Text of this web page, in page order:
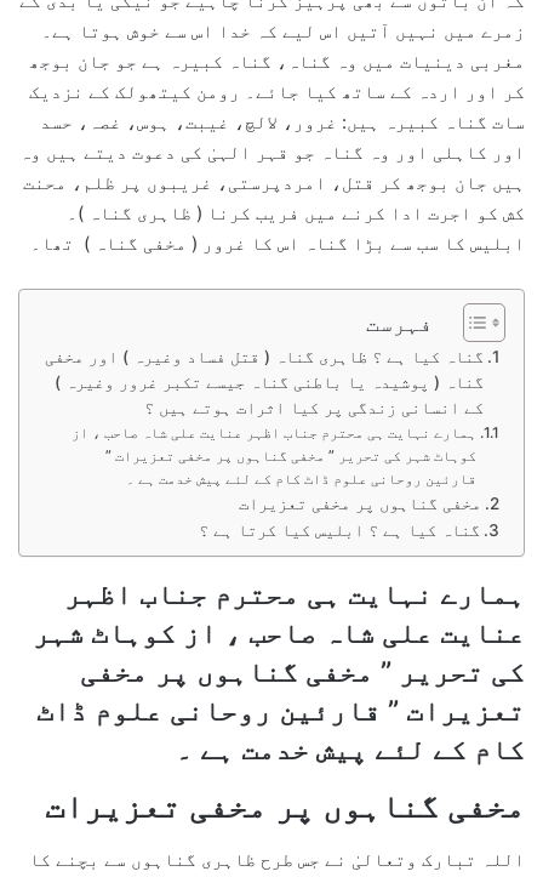
زمرے میں نہیں آتیں اس لیے کہ خدا اس سے خوش ہوتا ہے۔
مغربی دینیات میں وہ گناہ، گناہ کبیرہ ہے جو جان بوجھ
کر اور اردہ کے ساتھ کیا جائے۔ رومن کیتھولک کے نزدیک
سات گناہ کبیرہ ہیں: غرور، لالچ، غیبت، ہوس، غصہ، حسد
اور کاہلی اور وہ گناہ جو قہر الہیٰ کی دعوت دیتے ہیں وہ
ہیں جان بوجھ کر قتل، امردپرستی، غریبوں پر ظلم، محنت
کش کو اجرت ادا کرنے میں فریب کرنا ( ظاہری گناہ )۔
ابلیس کا سب سے بڑا گناہ اس کا غرور ( مخفی گناہ ) تھا۔
فہرست
گناہ کیا ہے ؟ ظاہری گناہ ( قتل فساد وغیرہ ) اور مخفی
گناہ ( پوشیدہ یا باطنی گناہ جیسے تکبر غرور وغیرہ )
کے انسانی زندگی پر کیا اثرات ہوتے ہیں ؟
ہمارے نہایت ہی محترم جناب اظہر عنایت علی شاہ صاحب ، از
کوہاٹ شہر کی تحریر ” مخفی گناہوں پر مخفی تعزیرات ”
قارئین روحانی علوم ڈاٹ کام کے لئے پیش خدمت ہے ۔
مخفی گناہوں پر مخفی تعزیرات
گناہ کیا ہے ؟ ابلیس کیا کرتا ہے ؟
ہمارے نہایت ہی محترم جناب اظہر
عنایت علی شاہ صاحب ، از کوہاٹ شہر
کی تحریر ” مخفی گناہوں پر مخفی
تعزیرات ” قارئین روحانی علوم ڈاٹ
کام کے لئے پیش خدمت ہے ۔
مخفی گناہوں پر مخفی تعزیرات
اللہ تبارک وتعالیٰ نے جس طرح ظاہری گناہوں سے بچنے کا